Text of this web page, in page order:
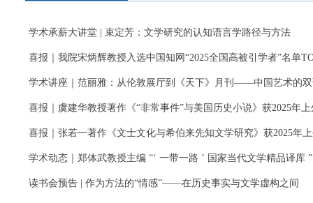
学术承薪大讲堂 | 束定芳：文学研究的认知语言学路径与方法
喜报｜我院宋炳辉教授入选中国知网“2025全国高被引学者”名单
学术讲座｜范丽雅：从伦敦展厅到《天下》月刊——中国艺术的
喜报｜虞建华教授著作《“非常事件”与美国历史小说》获2025年
喜报｜张若一著作《文士文化与希伯来先知文学研究》获2025年
学术动态｜郑体武教授主编 “‘ 一带一路 ’ 国家当代文学精品译库
读书会预告 | 作为方法的“情感”——在历史事实与文学虚构之间